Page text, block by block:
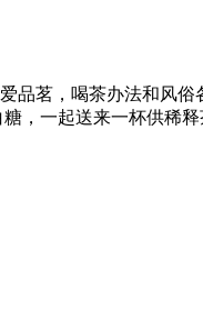
品茗，喝茶办法和风
，一起送来一杯供稀